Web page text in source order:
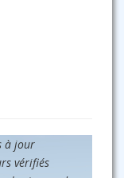
à jour
vérifiés